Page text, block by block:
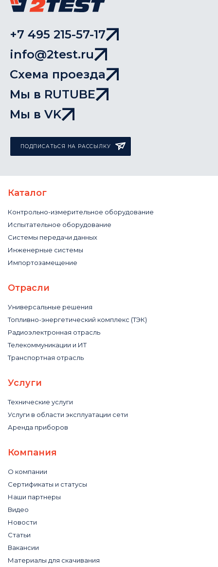
+7 495 215-57-17
info@2test.ru
Схема проезда
Мы в RUTUBE
Мы в VK
ПОДПИСАТЬСЯ НА РАССЫЛКУ
Каталог
Контрольно-измерительное оборудование
Испытательное оборудование
Системы передачи данных
Инженерные системы
Импортозамещение
Отрасли
Универсальные решения
Топливно-энергетический комплекс (ТЭК)
Радиоэлектронная отрасль
Телекоммуникации и ИТ
Транспортная отрасль
Услуги
Технические услуги
Услуги в области эксплуатации сети
Аренда приборов
Компания
О компании
Сертификаты и статусы
Наши партнеры
Видео
Новости
Статьи
Вакансии
Материалы для скачивания